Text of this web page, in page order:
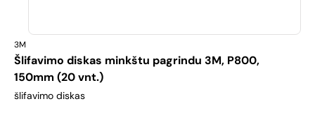
3M
Šlifavimo diskas minkštu pagrindu 3M, P800,
150mm (20 vnt.)
šlifavimo diskas